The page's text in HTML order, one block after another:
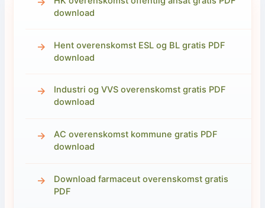
download
Hent overenskomst ESL og BL gratis PDF
download
Industri og VVS overenskomst gratis PDF
download
AC overenskomst kommune gratis PDF
download
Download farmaceut overenskomst gratis
PDF